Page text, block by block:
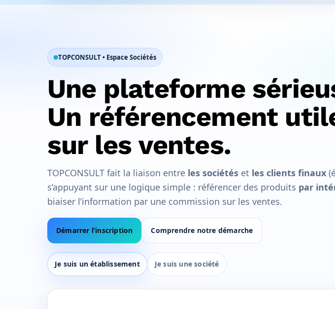
TOPCONSULT • Espace Sociétés
Une plateforme
Un référencement
sur les ventes.
TOPCONSULT fait la liaison entre les sociétés et les clients finaux
s’appuyant sur une logique simple : référencer des produits par
biaiser l’information par une commission sur les ventes.
Démarrer l’inscription Comprendre notre démarche
Je suis un établissement Je suis une société